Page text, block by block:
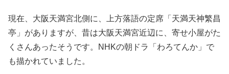
現在、大阪天満宮北側に、上方落語の定席「天満天神繁昌
亭」がありますが、昔は大阪天満宮近辺に、寄せ小屋がた
くさんあったそうです。NHKの朝ドラ「わろてんか」で
も描かれていました。